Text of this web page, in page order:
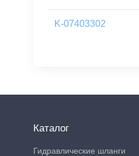
K-07403302
Каталог
Гидравлические шланги